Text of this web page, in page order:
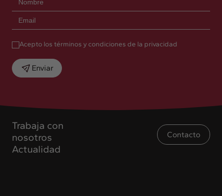
Trabaja con
nosotros
Actualidad
Contacto
Acepto los términos y condiciones de la privacidad
Enviar